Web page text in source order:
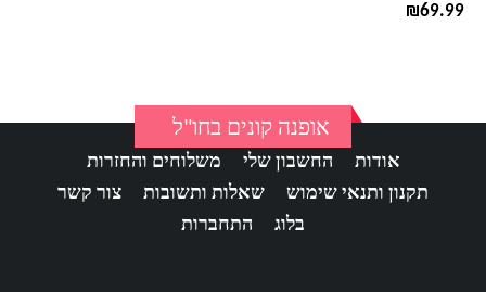
₪69.99
אופנה קונים בחו"ל
אודות החשבון שלי
משלוחים והחזרות
תקנון ותנאי שימוש
שאלות ותשובות
צור קשר
בלוג
התחברות